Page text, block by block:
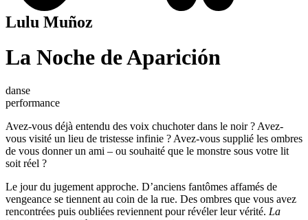
Lulu Muñoz
La Noche de Aparición
danse
performance
Avez-vous déjà entendu des voix chuchoter dans le noir ? Avez-
vous visité un lieu de tristesse infinie ? Avez-vous supplié les ombres
de vous donner un ami – ou souhaité que le monstre sous votre lit
soit réel ?
Le jour du jugement approche. D’anciens fantômes affamés de
vengeance se tiennent au coin de la rue. Des ombres que vous avez
rencontrées puis oubliées reviennent pour révéler leur vérité. La